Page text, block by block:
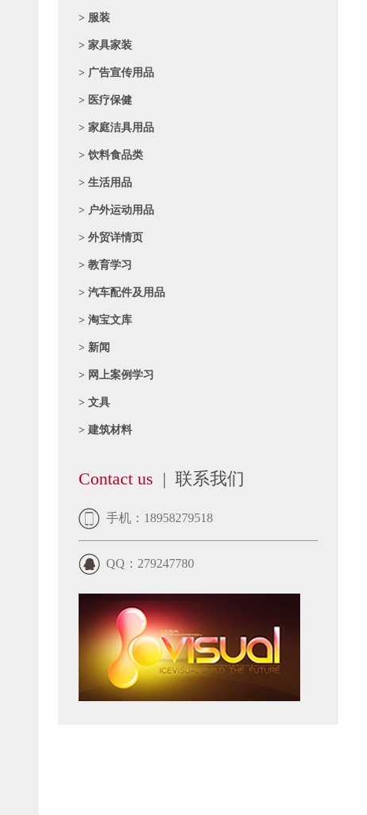
> 服装
> 家具家装
> 广告宣传用品
> 医疗保健
> 家庭洁具用品
> 饮料食品类
> 生活用品
> 户外运动用品
> 外贸详情页
> 教育学习
> 汽车配件及用品
> 淘宝文库
> 新闻
> 网上案例学习
> 文具
> 建筑材料
Contact us | 联系我们
手机：18958279518
QQ：279247780